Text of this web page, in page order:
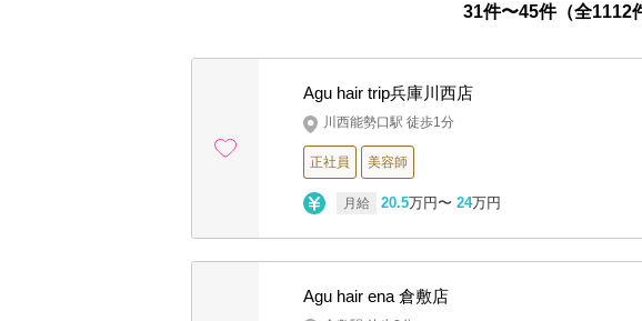
31件〜45件（全1112
Agu hair trip兵庫川西店
川西能勢口駅 徒歩1分
正社員 美容師
月給 20.5万円〜 24万円
Agu hair ena 倉敷店